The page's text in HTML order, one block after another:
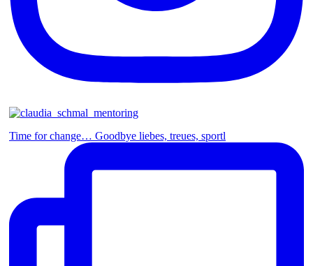
Time for change… Goodbye liebes, treues, sportl